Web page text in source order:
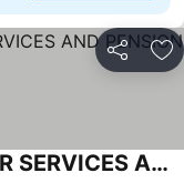
Partilhar
RGR CAMIGUIN TRAVEL TOUR SERVICES AND PENSION HOUSE